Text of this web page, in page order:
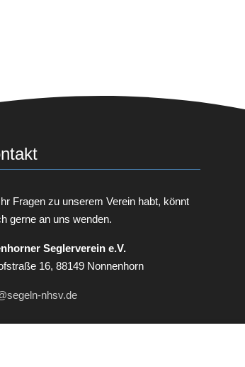
Fragen zu unserem Verein habt, könnt
gerne an uns wenden.
Seglerverein e.V.
16, 88149 Non­nen­horn
nhsv.de